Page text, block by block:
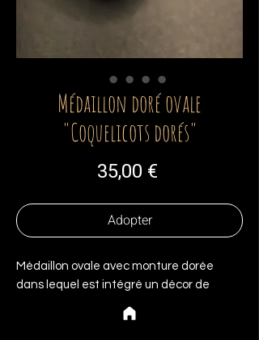
Médaillon doré ovale
"Coquelicots dorés"
35,00 €
Adopter
Médaillon ovale avec monture dorée
dans lequel est intégré un décor de
protégé par une succession de couches